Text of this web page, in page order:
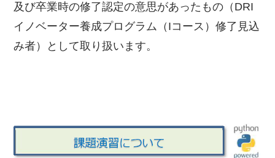
及び卒業時の修了認定の意思があったもの（DRI
イノベーター養成プログラム（Iコース）修了見込
み者）として取り扱います。